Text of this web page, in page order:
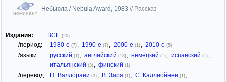
номинант
Небьюла / Nebula Award, 1983 // Рассказ
Издания: ВСЕ (20)
/период: 1980-е (7) 1990-е (7) 2000-е (1) 2010-е (5)
/языки: русский (1) английский (13) немецкий (1) испанский (1)
итальянский (3) финский (1)
/перевод: Н. Валлорани (3) В. Заря (1) С. Каллиойнен (1)